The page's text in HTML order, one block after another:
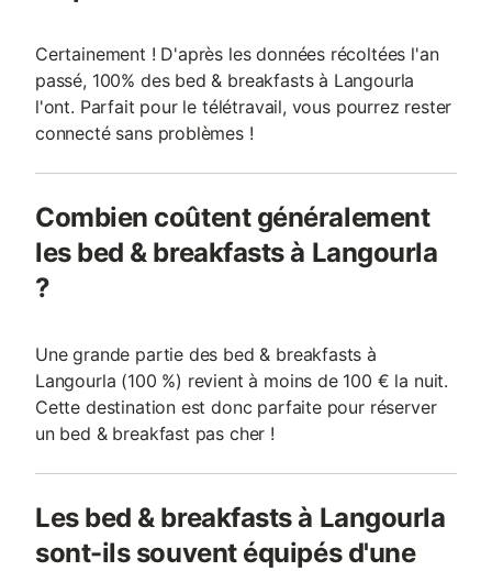
Certainement ! D'après les données récoltées l'an
passé, 100% des bed & breakfasts à Langourla
l'ont. Parfait pour le télétravail, vous pourrez rester
connecté sans problèmes !
Combien coûtent généralement
les bed & breakfasts à Langourla
?
Une grande partie des bed & breakfasts à
Langourla (100 %) revient à moins de 100 € la nuit.
Cette destination est donc parfaite pour réserver
un bed & breakfast pas cher !
Les bed & breakfasts à Langourla
sont-ils souvent équipés d'une